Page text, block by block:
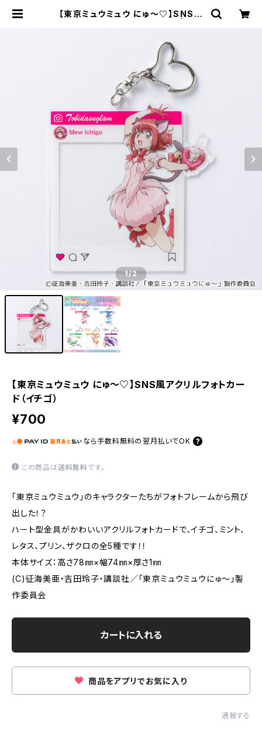
【東京ミュウミュウ にゅ〜♡】SNS風
1/2
【東京ミュウミュウ にゅ〜♡】SNS風アクリルフォトカー
ド（イチゴ）
¥700
なら 手数料無料の 翌月払いでOK
この商品は送料無料です。
「東京ミュウミュウ」のキャラクターたちがフォトフレームから飛び
出した！？
ハート型金具がかわいいアクリルフォトカードで、イチゴ、ミント、
レタス、プリン、ザクロの全5種です！！
本体サイズ：高さ78㎜×幅74㎜×厚さ1㎜
(C)征海美亜・吉田玲子・講談社／「東京ミュウミュウにゅ～」製
作委員会
カートに入れる
商品をアプリでお気に入り
通報する